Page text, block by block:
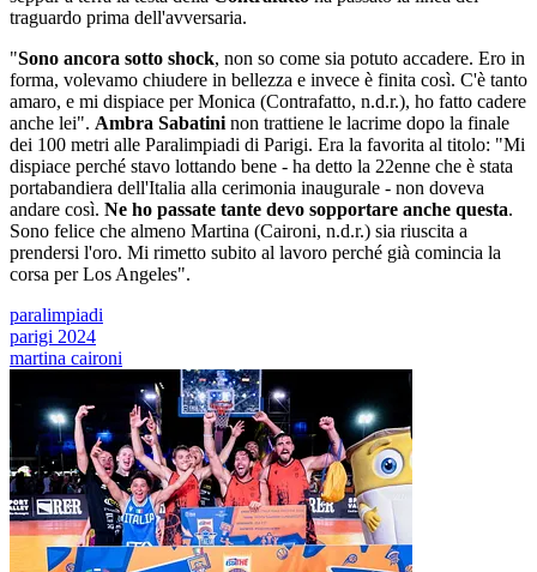
traguardo prima dell'avversaria.
"Sono ancora sotto shock, non so come sia potuto accadere. Ero in
forma, volevamo chiudere in bellezza e invece è finita così. C'è tanto
amaro, e mi dispiace per Monica (Contrafatto, n.d.r.), ho fatto cadere
anche lei". Ambra Sabatini non trattiene le lacrime dopo la finale
dei 100 metri alle Paralimpiadi di Parigi. Era la favorita al titolo: "Mi
dispiace perché stavo lottando bene - ha detto la 22enne che è stata
portabandiera dell'Italia alla cerimonia inaugurale - non doveva
andare così. Ne ho passate tante devo sopportare anche questa.
Sono felice che almeno Martina (Caironi, n.d.r.) sia riuscita a
prendersi l'oro. Mi rimetto subito al lavoro perché già comincia la
corsa per Los Angeles".
paralimpiadi
parigi 2024
martina caironi